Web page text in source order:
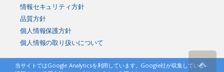
情報セキュリティ方針
品質方針
個人情報保護方針
個人情報の取り扱いについて
当サイトではGoogle Analyticsを利用しています。Google社が収集している